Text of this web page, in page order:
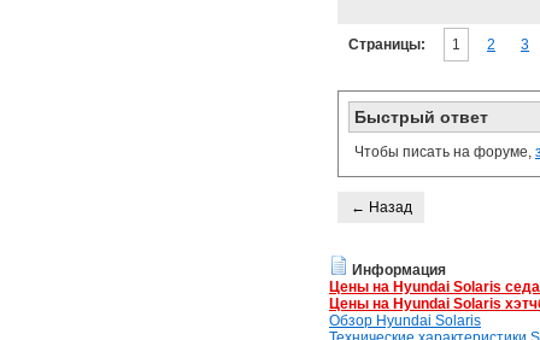
Страницы: 1 2 3
Быстрый ответ
Чтобы писать на форуме,
← Назад
Информация
Цены на Hyundai Solaris
Цены на Hyundai Solaris
Обзор Hyundai Solaris